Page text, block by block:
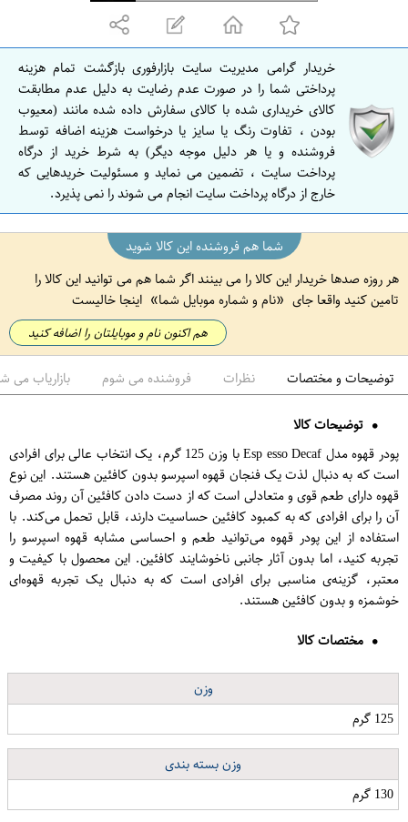
ن
ا
ص
ف
ه
ا
ن
خریدار گرامی مدیریت سایت بازارفوری بازگشت تمام هزینه
پرداختی شما را در صورت عدم رضایت به دلیل عدم مطابقت
کالای خریداری شده با کالای سفارش داده شده مانند (معیوب
بودن ، تفاوت رنگ یا سایز یا درخواست هزینه اضافه توسط
فروشنده و یا هر دلیل موجه دیگر) به شرط خرید از درگاه
پرداخت سایت ، تضمین می نماید و مسئولیت خریدهایی که
خارج از درگاه پرداخت سایت انجام می شوند را نمی پذیرد.
شما هم فروشنده این کالا شوید
هر روزه صدها خریدار این کالا را می بینند اگر شما هم می توانید این کالا را
تامین کنید واقعا جای
نام و شماره موبایل شما اینجا خالیست
هم اکنون نام و موبایلتان را اضافه کنید
توضیحات و مختصات نظرات فروشنده می شوم بازاریاب می
توضیحات کالا
پودر قهوه مدل Esp esso Decaf با وزن 125 گرم، یک انتخاب عالی برای افرادی
است که به دنبال لذت یک فنجان قهوه اسپرسو بدون کافئین هستند. این نوع
قهوه دارای طعم قوی و متعادلی است که از دست دادن کافئین آن روند مصرف
آن را برای افرادی که به کمبود کافئین حساسیت دارند، قابل تحمل می‌کند. با
استفاده از این پودر قهوه می‌توانید طعم و احساسی مشابه قهوه اسپرسو را
تجربه کنید، اما بدون آثار جانبی ناخوشایند کافئین. این محصول با کیفیت و
معتبر، گزینه‌ی مناسبی برای افرادی است که به دنبال یک تجربه قهوه‌ای
خوشمزه و بدون کافئین هستند.
مختصات کالا
وزن
125 گرم
وزن بسته بندی
130 گرم